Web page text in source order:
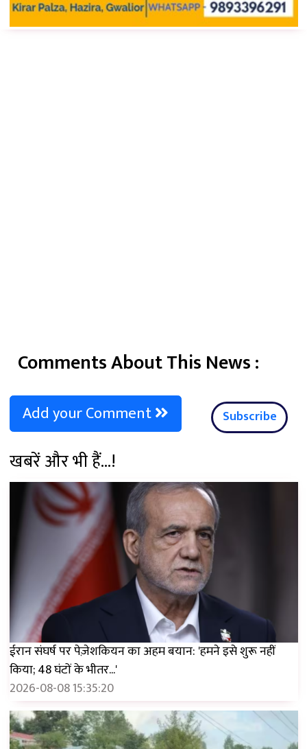
Comments About This News :
Add your Comment Subscribe
खबरें और भी हैं...!
ईरान संघर्ष पर पेज़ेशकियन का अहम बयान: 'हमने इसे शुरू नहीं
किया; 48 घंटों के भीतर...'
2026-08-08 15:35:20